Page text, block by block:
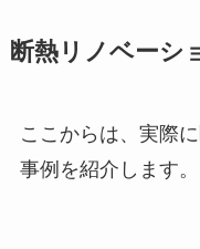
断熱リノベーシ
ここからは、実際
事例を紹介します。